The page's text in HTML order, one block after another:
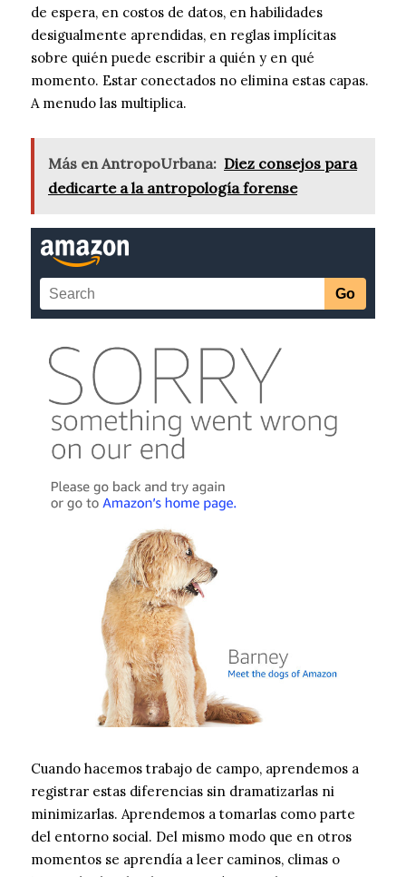
de espera, en costos de datos, en habilidades
desigualmente aprendidas, en reglas implícitas
sobre quién puede escribir a quién y en qué
momento. Estar conectados no elimina estas capas.
A menudo las multiplica.
Más en AntropoUrbana: Diez consejos para
dedicarte a la antropología forense
Cuando hacemos trabajo de campo, aprendemos a
registrar estas diferencias sin dramatizarlas ni
minimizarlas. Aprendemos a tomarlas como parte
del entorno social. Del mismo modo que en otros
momentos se aprendía a leer caminos, climas o